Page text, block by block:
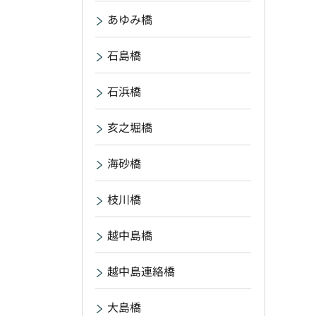
あゆみ橋
石島橋
石浜橋
亥之堀橋
海砂橋
枝川橋
越中島橋
越中島連絡橋
大島橋